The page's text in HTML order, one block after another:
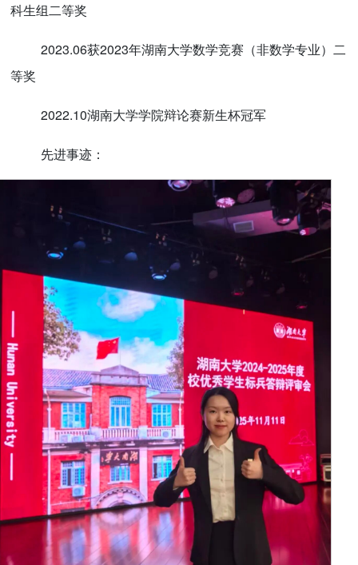
科生组二等奖
2023.06获2023年湖南大学数学竞赛（非数学专业）二
等奖
2022.10湖南大学学院辩论赛新生杯冠军
先进事迹：